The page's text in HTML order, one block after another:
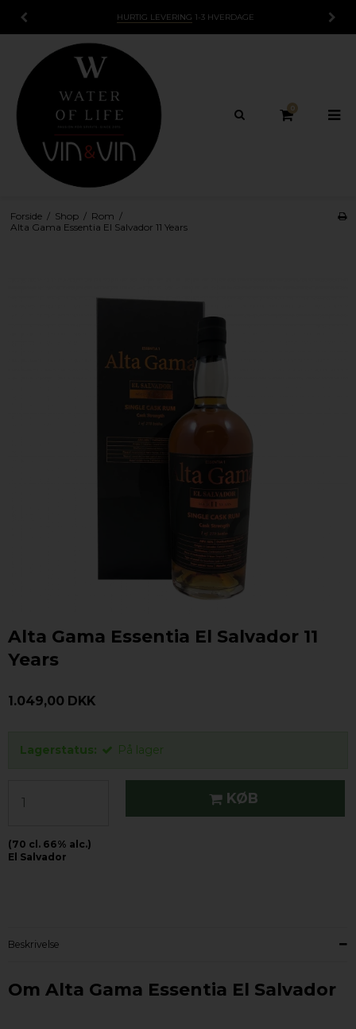
15 DAGESFORTRYDELSESRET
0
Forside / Shop / Rom /
Alta Gama Essentia El Salvador 11 Years
Alta Gama Essentia El Salvador 11
Years
1.049,00 DKK
Lagerstatus: På lager
KØB
(70 cl. 66% alc.)
El Salvador
Beskrivelse
Om Alta Gama Essentia El Salvador